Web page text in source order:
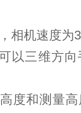
相机速度为
以三维方
度和测量